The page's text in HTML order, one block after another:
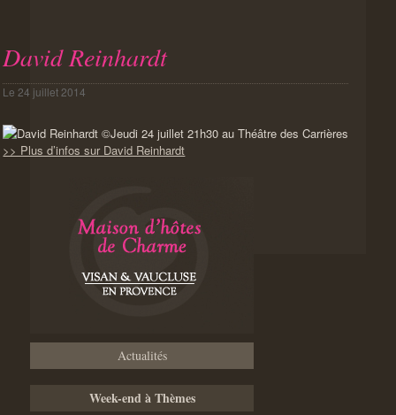
David Reinhardt
Le 24 juillet 2014
Jeudi 24 juillet 21h30 au Théâtre des Carrières
>> Plus d’infos sur David Reinhardt
Actualités
Week-end à Thèmes